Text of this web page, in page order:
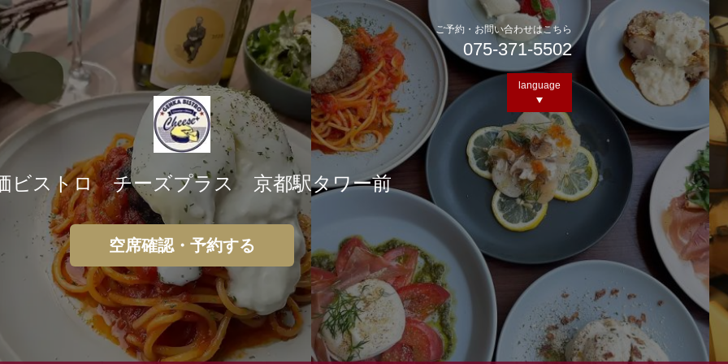
ビストロ チーズプラス 京都駅タワー前
ご予約・お問い合わせはこちら
075-371-5502
空席確認・予約する
language